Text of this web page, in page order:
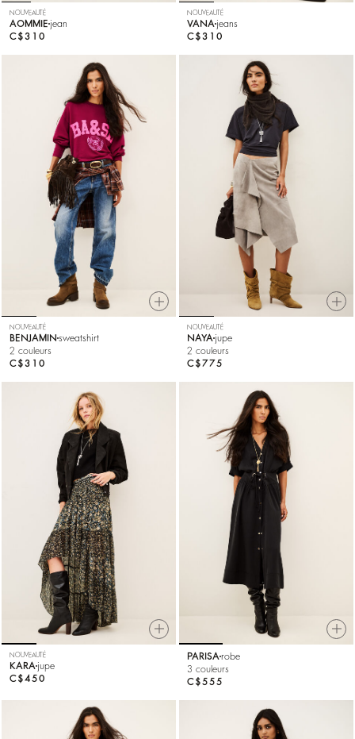
NOUVEAUTÉ
AOMMIE jean
C$310
NOUVEAUTÉ
VANA jeans
C$310
NOUVEAUTÉ
BENJAMIN sweatshirt
2 couleurs
C$310
NOUVEAUTÉ
NAYA jupe
2 couleurs
C$775
NOUVEAUTÉ
KARA jupe
C$450
PARISA robe
3 couleurs
C$555